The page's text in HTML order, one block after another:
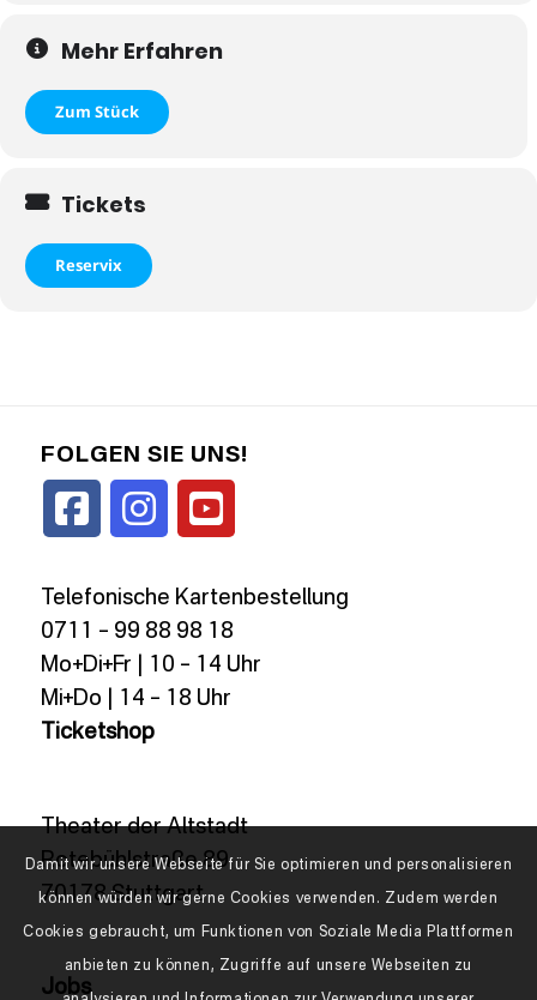
Mehr Erfahren
Zum Stück
Tickets
Reservix
FOLGEN SIE UNS!
Telefonische Kartenbestellung
0711 – 99 88 98 18
Mo+Di+Fr | 10 – 14 Uhr
Mi+Do | 14 – 18 Uhr
Ticketshop
Theater der Altstadt
Rotebühlstraße 89
70178 Stuttgart
Jobs
Damit wir unsere Webseite für Sie optimieren und personalisieren
können würden wir gerne Cookies verwenden. Zudem werden
Cookies gebraucht, um Funktionen von Soziale Media Plattformen
anbieten zu können, Zugriffe auf unsere Webseiten zu